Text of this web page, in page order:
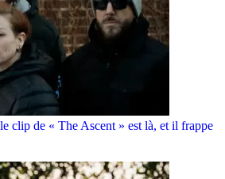
clip de « The Ascent » est là, et il frappe